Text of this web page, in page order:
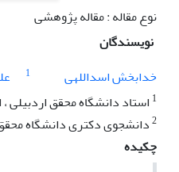
نوع مقاله : مقاله پژوهشی
نویسندگان
خدابخش اسداللهی
1
1 استاد دانشگاه محقق اردبیلی ،
2دانشجوی دکتری دانشگاه محقق
چکیده